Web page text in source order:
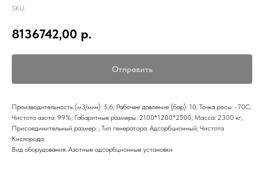
SKU:
8136742,00 р.
Отправить
Производительность (м3/мин): 5,6; Рабочее давление (бар): 10; Точка росы: -70С;
Чистота азота: 99%; Габаритные размеры: 2100*1200*2500; Масса: 2300 кг;
Присоединительный размер: ; Тип генератора: Адсорбционный; Чистота
Кислорода:
Вид оборудования: Азотные адсорбционные установки